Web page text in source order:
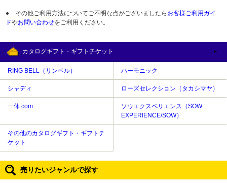
● その他ご利用方法についてご不明な点がございましたら お客様ご利用ガイ
ドやお問い合わせをご利用ください。
カタログギフト・ギフトチケット
RING BELL（リンベル） ハーモニック
シャディ ローズセレクション（タカシマヤ）
一休.com
ソウエクスペリエンス（SOW
EXPERIENCE/SOW）
その他のカタログギフト・ギフトチ
ケット
売りたいジャンルで探す